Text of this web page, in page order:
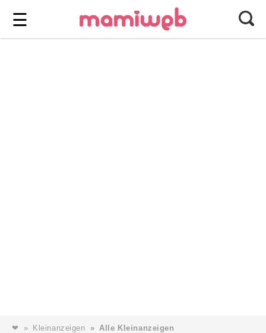
☰ ⎯ Wir lieben Familie ⎯
❤ Kleinanzeigen Alle Kleinanzeigen